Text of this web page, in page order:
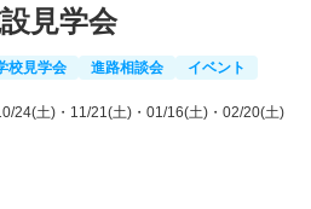
見学会
校見学会 進路相談会 イベント
24(土) ・11/21(土) ・01/16(土) ・02/20(土)